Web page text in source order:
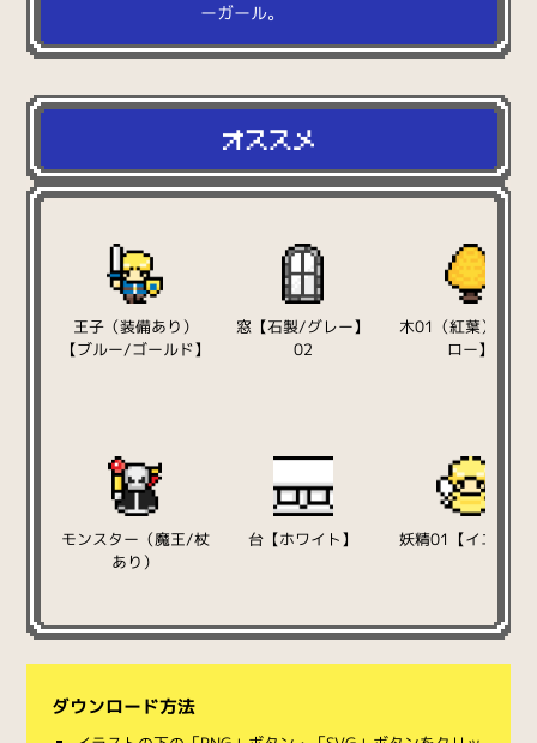
ーガール。
王子（装備あり）
【ブルー/ゴールド】
窓【石製/グレー】
02
木01（紅葉）【イ
ロー】
モンスター（魔王/杖
あり）
台【ホワイト】 妖精01【イエロー
ダウンロード方法